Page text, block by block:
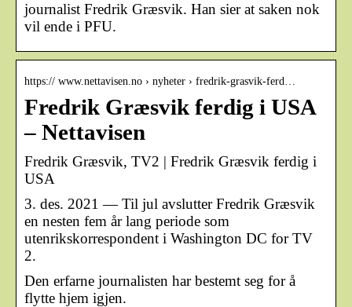
journalist Fredrik Græsvik. Han sier at saken nok
vil ende i PFU.
https:// www.nettavisen.no › nyheter › fredrik-grasvik-ferd…
Fredrik Græsvik ferdig i USA
– Nettavisen
Fredrik Græsvik, TV2 | Fredrik Græsvik ferdig i
USA
3. des. 2021 — Til jul avslutter Fredrik Græsvik
en nesten fem år lang periode som
utenrikskorrespondent i Washington DC for TV
2.
Den erfarne journalisten har bestemt seg for å
flytte hjem igjen.